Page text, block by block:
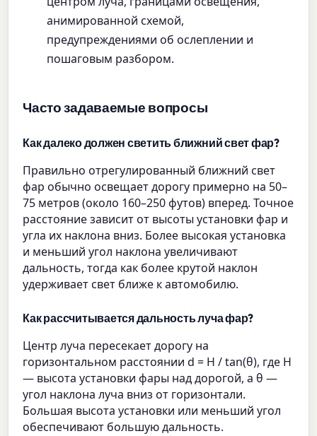
анимированной схемой,
предупреждениями об ослеплении и
пошаговым разбором.
Часто задаваемые вопросы
Как далеко должен светить ближний свет фар?
Правильно отрегулированный ближний свет
фар обычно освещает дорогу примерно на 50–
75 метров (около 160–250 футов) вперед. Точное
расстояние зависит от высоты установки фар и
угла их наклона вниз. Более высокая установка
и меньший угол наклона увеличивают
дальность, тогда как более крутой наклон
удерживает свет ближе к автомобилю.
Как рассчитывается дальность луча фар?
Центр луча пересекает дорогу на
горизонтальном расстоянии d = H / tan(θ), где H
— высота установки фары над дорогой, а θ —
угол наклона луча вниз от горизонтали.
Большая высота установки или меньший угол
обеспечивают большую дальность.